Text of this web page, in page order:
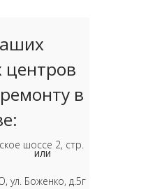
центров
в
шоссе 2, стр.
ул. Боженко, д.5г
или